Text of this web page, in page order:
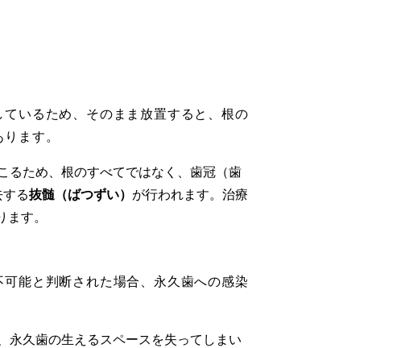
いるため、そのまま放置すると、根の
ます。
るため、根のすべてではなく、歯冠（歯
る抜髄（ばつずい） が行われます。治療
す。
能と判断された場合、永久歯への感染
永久歯の生えるスペースを失ってしまい